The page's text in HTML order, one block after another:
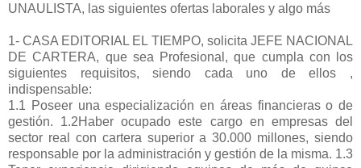
UNAULISTA, las siguientes ofertas laborales y algo más
1- CASA EDITORIAL EL TIEMPO, solicita JEFE NACIONAL
DE CARTERA, que sea Profesional, que cumpla con los
siguientes requisitos, siendo cada uno de ellos ,
indispensable:
1.1 Poseer una especialización en áreas financieras o de
gestión. 1.2Haber ocupado este cargo en empresas del
sector real con cartera superior a 30.000 millones, siendo
responsable por la administración y gestión de la misma. 1.3